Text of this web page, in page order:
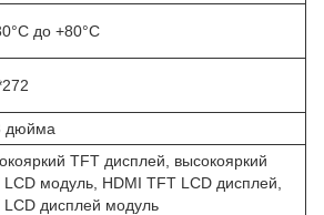
до +80°C
дюйма
TFT дисплей, высокояркий
модуль, HDMI TFT LCD дисплей,
LCD дисплей модуль